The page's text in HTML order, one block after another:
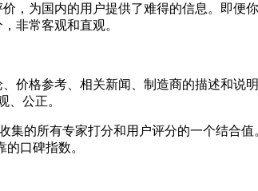
，为国内的用户提供了难得的信息。即便
非常客观和直观。
价格参考、相关新闻、制造商的描述和说
、公正。
集的所有专家打分和用户评分的一个结合
口碑指数。